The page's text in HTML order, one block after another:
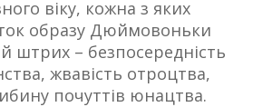
віку, кожна з яких
образу Дюймовоньки
штрих – безпосередність
жвавість отроцтва,
почуттів юнацтва.